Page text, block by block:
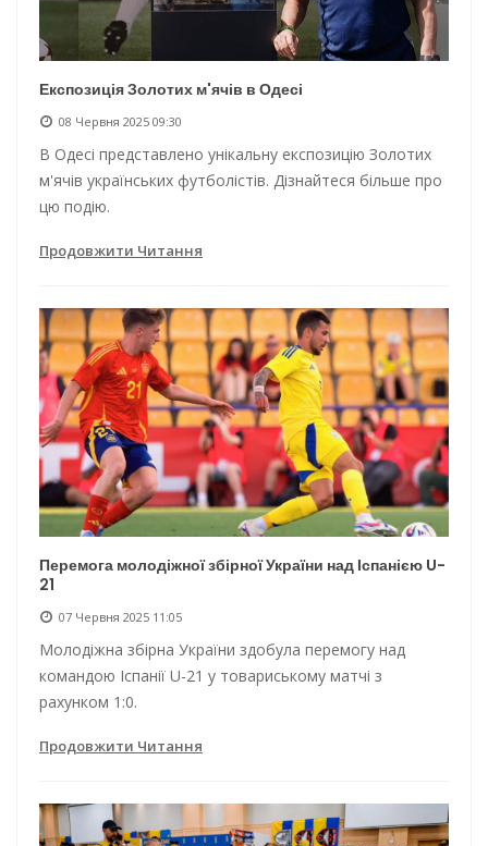
Експозиція Золотих м'ячів в Одесі
08 Червня 2025 09:30
В Одесі представлено унікальну експозицію Золотих
м'ячів українських футболістів. Дізнайтеся більше про
цю подію.
Продовжити Читання
Перемога молодіжної збірної України над Іспанією U-
21
07 Червня 2025 11:05
Молодіжна збірна України здобула перемогу над
командою Іспанії U-21 у товариському матчі з
рахунком 1:0.
Продовжити Читання